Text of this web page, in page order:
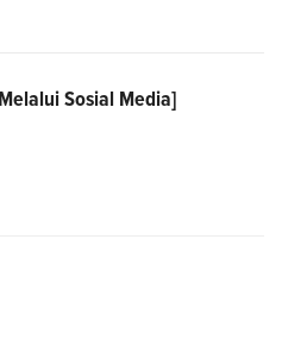
Melalui Sosial Media]